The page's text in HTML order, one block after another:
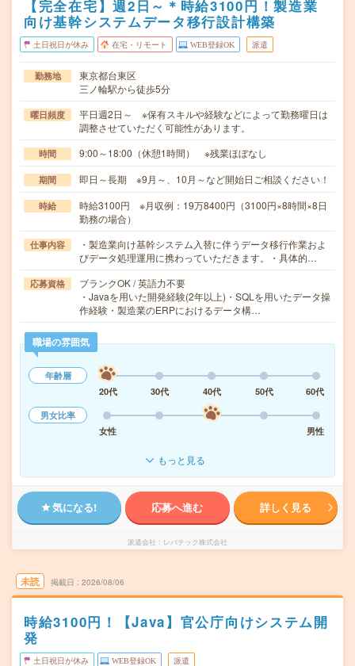
【完全在宅】週2日～＊時給3100円！製造業
向け基幹システムデータ移行設計構築
土日祝日が休み 在宅・リモート WEB登録OK 派遣
勤務地
東京都台東区
三ノ輪駅から徒歩5分
曜日頻度
平日週2日～ ※保有スキルや経験などによって勤務曜日は
調整させていただく可能性があります。
時間 9:00～18:00（休憩1時間） ※残業ほぼなし
期間 即日～長期 ※9月～、10月～など開始日ご相談ください！
時給
時給3100円 ※月収例：19万8400円（3100円×8時間×8日
勤務の場合）
仕事内容
・製造業向け基幹システム入替に伴うデータ移行作業およ
びデータ処理運用に携わっていただきます。・具体的…
応募資格
ブランクOK / 英語力不要
・Javaを用いた開発経験(2年以上)・SQLを用いたデータ操
作経験・製造業のERPにおけるデータ構…
職場の雰囲気
年齢層
20代
30代 40代 50代
60代
男女比率
女性
男性
もっと見る
気になる! 応募へ進む 詳しく見る
派遣会社 レバテック株式会社
未読 掲載日 2026/08/06
時給3100円！【Java】官公庁向けシステム開
発
土日祝日が休み WEB登録OK 派遣